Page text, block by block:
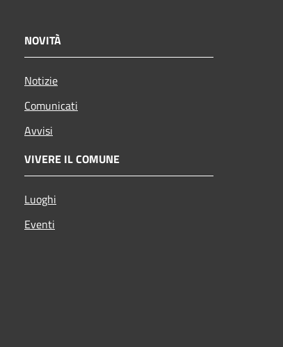
NOVITÀ
Notizie
Comunicati
Avvisi
VIVERE IL COMUNE
Luoghi
Eventi